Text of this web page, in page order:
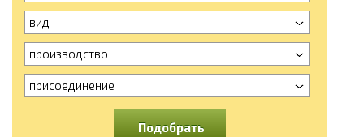
вид
производство
присоединение
Подобрать